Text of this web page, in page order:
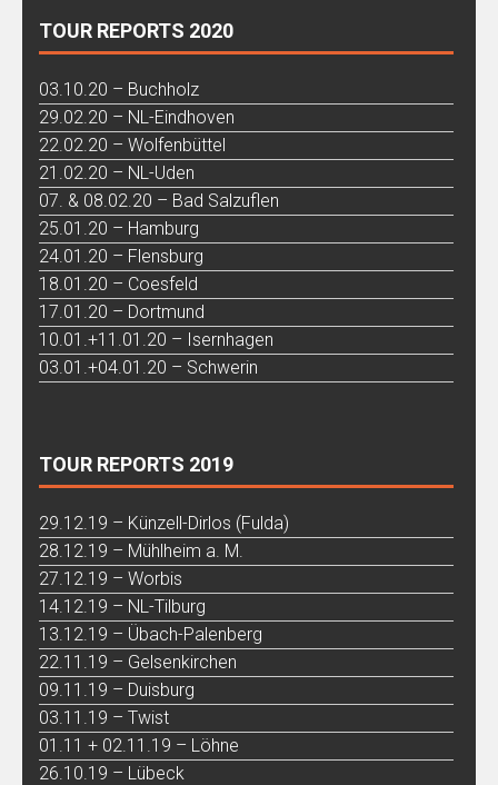
TOUR REPORTS 2020
03.10.20 – Buchholz
29.02.20 – NL-Eindhoven
22.02.20 – Wolfenbüttel
21.02.20 – NL-Uden
07. & 08.02.20 – Bad Salzuflen
25.01.20 – Hamburg
24.01.20 – Flensburg
18.01.20 – Coesfeld
17.01.20 – Dortmund
10.01.+11.01.20 – Isernhagen
03.01.+04.01.20 – Schwerin
TOUR REPORTS 2019
29.12.19 – Künzell-Dirlos (Fulda)
28.12.19 – Mühlheim a. M.
27.12.19 – Worbis
14.12.19 – NL-Tilburg
13.12.19 – Übach-Palenberg
22.11.19 – Gelsenkirchen
09.11.19 – Duisburg
03.11.19 – Twist
01.11 + 02.11.19 – Löhne
26.10.19 – Lübeck